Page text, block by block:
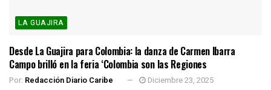
LA GUAJIRA
Desde La Guajira para Colombia: la danza de Carmen Ibarra
Campo brilló en la feria ‘Colombia son las Regiones
Por: Redacción Diario Caribe Diciembre 23, 2025